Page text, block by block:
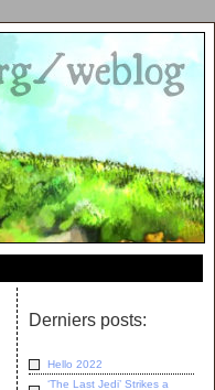
Derniers posts:
Hello 2022
‘The Last Jedi’ Strikes a